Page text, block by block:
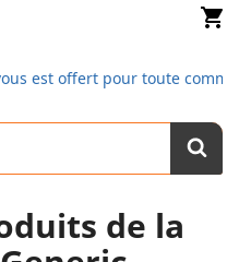
shopping_cart
est offert pour toute
de la